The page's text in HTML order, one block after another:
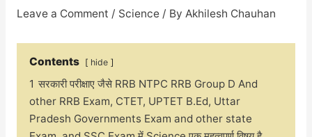
Leave a Comment / Science/ By Akhilesh Chauhan
Contents hide
1 सरकारी परीक्षाए जैसे RRB NTPC RRB Group D And
other RRB Exam, CTET, UPTET B.Ed, Uttar
Pradesh Governments Exam and other state